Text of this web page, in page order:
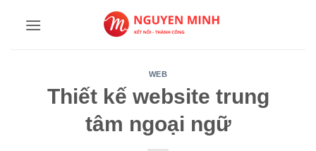
WEB
Thiết kế website trung
tâm ngoại ngữ